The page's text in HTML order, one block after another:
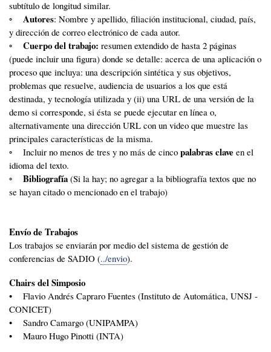
subtítulo de longitud similar.
◦ Autores: Nombre y apellido, filiación institucional, ciudad, país,
y dirección de correo electrónico de cada autor.
◦ Cuerpo del trabajo: resumen extendido de hasta 2 páginas
(puede incluir una figura) donde se detalle: acerca de una aplicación o
proceso que incluya: una descripción sintética y sus objetivos,
problemas que resuelve, audiencia de usuarios a los que está
destinada, y tecnología utilizada y (ii) una URL de una versión de la
demo si corresponde, si ésta se puede ejecutar en línea o,
alternativamente una dirección URL con un video que muestre las
principales características de la misma.
◦ Incluir no menos de tres y no más de cinco palabras clave en el
idioma del texto.
◦ Bibliografía (Si la hay; no agregar a la bibliografía textos que no
se hayan citado o mencionado en el trabajo)
Envío de Trabajos
Los trabajos se enviarán por medio del sistema de gestión de
conferencias de SADIO (../envio).
Chairs del Simposio
• Flavio Andrés Capraro Fuentes (Instituto de Automática, UNSJ -
CONICET)
• Sandro Camargo (UNIPAMPA)
• Mauro Hugo Pinotti (INTA)